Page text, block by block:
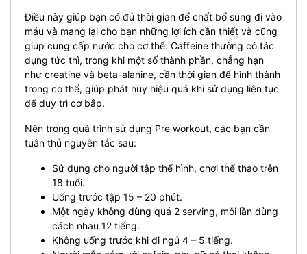
Điều này giúp bạn có đủ thời gian để chất bổ sung đi vào
máu và mang lại cho bạn những lợi ích cần thiết và cũng
giúp cung cấp nước cho cơ thể. Caffeine thường có tác
dụng tức thì, trong khi một số thành phần, chẳng hạn
như creatine và beta-alanine, cần thời gian để hình thành
trong cơ thể, giúp phát huy hiệu quả khi sử dụng liên tục
để duy trì cơ bắp.
Nên trong quá trình sử dụng Pre workout, các bạn cần
tuân thủ nguyên tắc sau:
Sử dụng cho người tập thể hình, chơi thể thao trên
18 tuổi.
Uống trước tập 15 – 20 phút.
Một ngày không dùng quá 2 serving, mỗi lần dùng
cách nhau 12 tiếng.
Không uống trước khi đi ngủ 4 – 5 tiếng.